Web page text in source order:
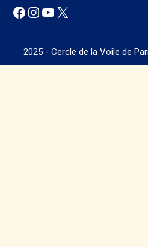
Facebook
Instagram
YouTube
X
2025 - Cercle de la Voile de